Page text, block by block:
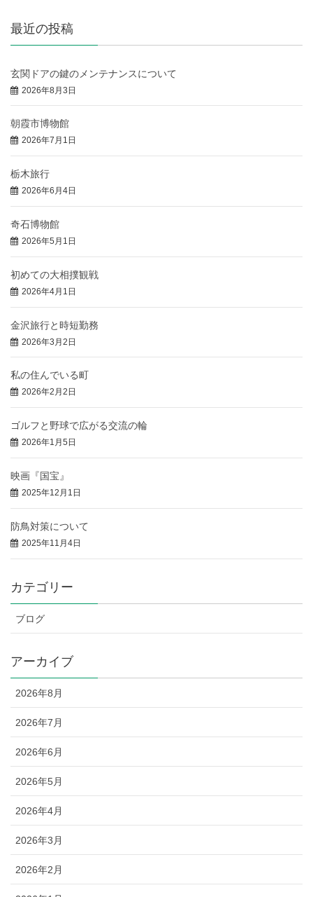
最近の投稿
玄関ドアの鍵のメンテナンスについて
2026年8月3日
朝霞市博物館
2026年7月1日
栃木旅行
2026年6月4日
奇石博物館
2026年5月1日
初めての大相撲観戦
2026年4月1日
金沢旅行と時短勤務
2026年3月2日
私の住んでいる町
2026年2月2日
ゴルフと野球で広がる交流の輪
2026年1月5日
映画『国宝』
2025年12月1日
防鳥対策について
2025年11月4日
カテゴリー
ブログ
アーカイブ
2026年8月
2026年7月
2026年6月
2026年5月
2026年4月
2026年3月
2026年2月